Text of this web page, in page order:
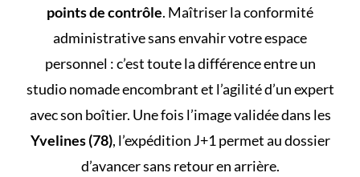
points de contrôle. Maîtriser la conformité
administrative sans envahir votre espace
personnel : c’est toute la différence entre un
studio nomade encombrant et l’agilité d’un expert
avec son boîtier. Une fois l’image validée dans les
Yvelines (78), l’expédition J+1 permet au dossier
d’avancer sans retour en arrière.